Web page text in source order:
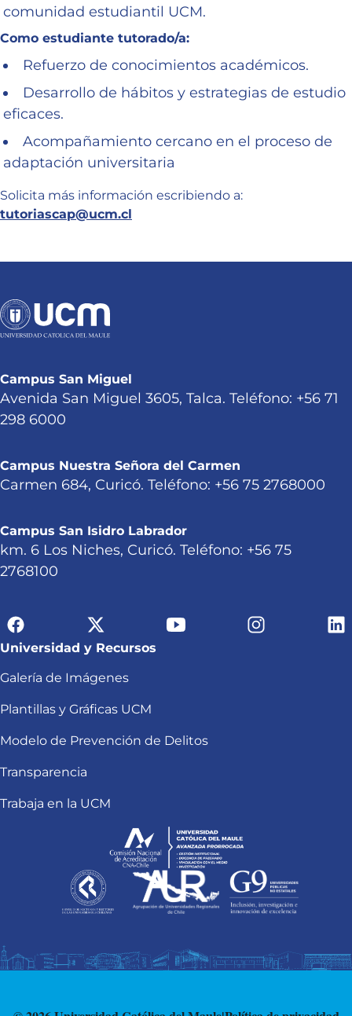
comunidad estudiantil UCM.
Como estudiante tutorado/a:
Refuerzo de conocimientos académicos.
Desarrollo de hábitos y estrategias de estudio
eficaces.
Acompañamiento cercano en el proceso de
adaptación universitaria
Solicita más información escribiendo a:
tutoriascap@ucm.cl
Campus San Miguel
Avenida San Miguel 3605, Talca. Teléfono: +56 71
298 6000
Campus Nuestra Señora del Carmen
Carmen 684, Curicó. Teléfono: +56 75 2768000
Campus San Isidro Labrador
km. 6 Los Niches, Curicó. Teléfono: +56 75
2768100
Universidad y Recursos
Galería de Imágenes
Plantillas y Gráficas UCM
Modelo de Prevención de Delitos
Transparencia
Trabaja en la UCM